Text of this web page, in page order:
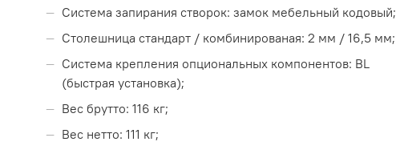
Система запирания створок: замок мебельный кодовый;
Столешница стандарт / комбинированая: 2 мм / 16,5 мм;
Система крепления опциональных компонентов: ВL
(быстрая установка);
Вес брутто: 116 кг;
Вес нетто: 111 кг;